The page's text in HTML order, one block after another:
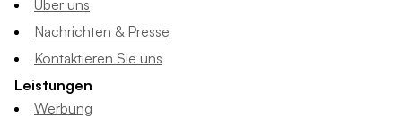
Über uns
Nachrichten & Presse
Kontaktieren Sie uns
Leistungen
Werbung